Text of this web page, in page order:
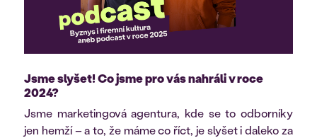
Jsme slyšet! Co jsme pro vás nahráli v roce
2024?
Jsme marketingová agentura, kde se to odborníky
jen hemží – a to, že máme co říct, je slyšet i daleko za